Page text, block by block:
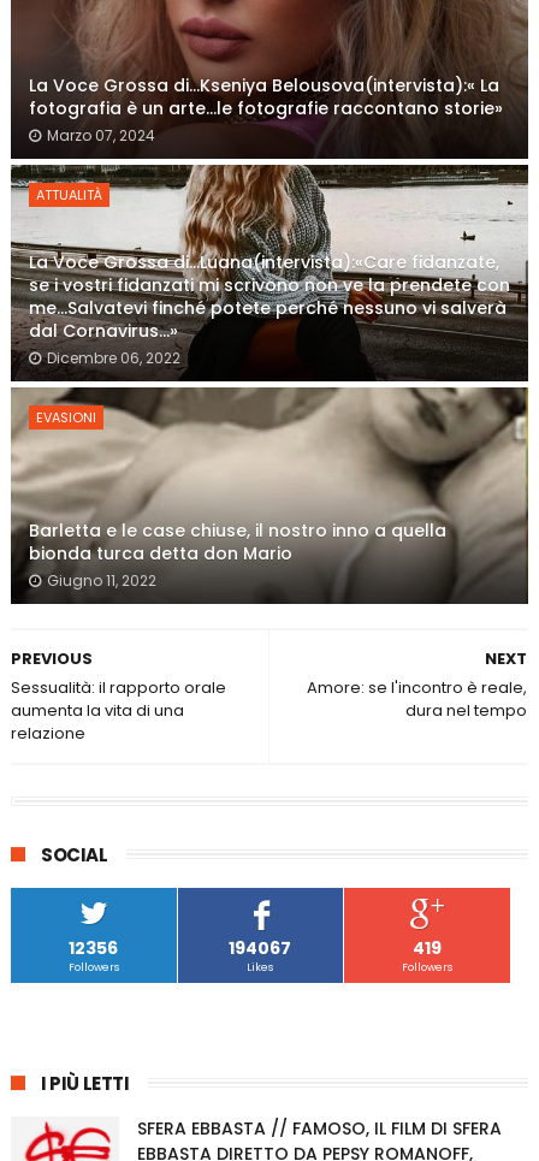
La Voce Grossa di…Kseniya Belousova(intervista):« La
fotografia è un arte…le fotografie raccontano storie»
Marzo 07, 2024
ATTUALITÀ
La Voce Grossa di…Luana(intervista):«Care fidanzate,
se i vostri fidanzati mi scrivono non ve la prendete con
me…Salvatevi finché potete perché nessuno vi salverà
dal Cornavirus…»
Dicembre 06, 2022
EVASIONI
Barletta e le case chiuse, il nostro inno a quella
bionda turca detta don Mario
Giugno 11, 2022
NEXT
Amore: se l'incontro è reale,
dura nel tempo
PREVIOUS
Sessualità: il rapporto orale
aumenta la vita di una
relazione
SOCIAL
12356
Followers
194067
Likes
419
Followers
I PIÙ LETTI
SFERA EBBASTA // FAMOSO, IL FILM DI SFERA
EBBASTA DIRETTO DA PEPSY ROMANOFF,